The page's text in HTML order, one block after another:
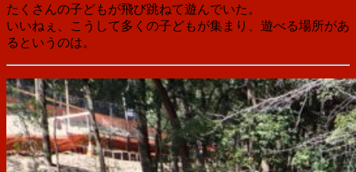
たくさんの子どもが飛び跳ねて遊んでいた。
いいねぇ、こうして多くの子どもが集まり、遊べる場所があ
るというのは。